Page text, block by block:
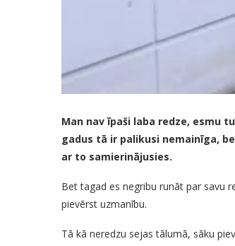
Man nav īpaši laba redze, esmu
gadus tā ir palikusi nemainīga,
ar to samierinājusies.
Bet tagad es negribu runāt par savu
pievērst uzmanību.
Tā kā neredzu sejas tālumā, sāku